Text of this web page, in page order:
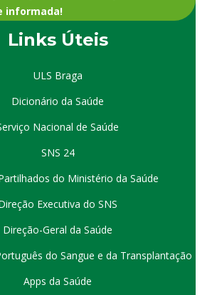
informada!
Links Úteis
ULS Braga
Dicionário da Saúde
Nacional de Saúde
SNS 24
do Ministério da Saúde
Executiva do SNS
Direção-Geral da Saúde
do Sangue e da Transplantação
Apps da Saúde